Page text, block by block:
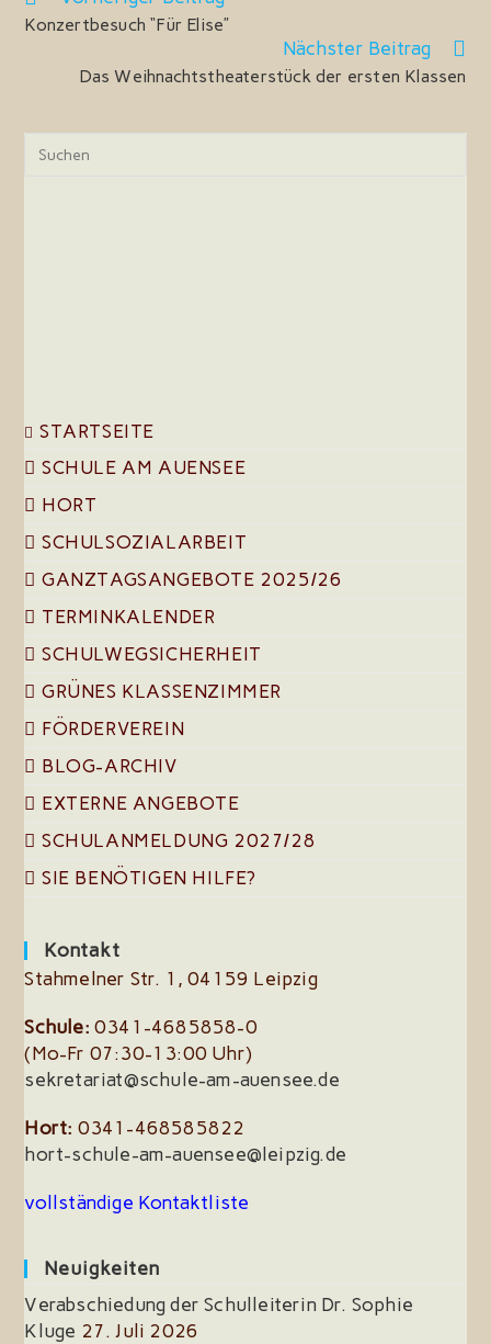
Artikel
ansehen
Konzertbesuch “Für Elise”
Nächster Beitrag
Das Weihnachtstheaterstück der ersten Klassen
STARTSEITE
SCHULE AM AUENSEE
HORT
SCHULSOZIALARBEIT
GANZTAGSANGEBOTE 2025/26
TERMINKALENDER
SCHULWEGSICHERHEIT
GRÜNES KLASSENZIMMER
FÖRDERVEREIN
BLOG-ARCHIV
EXTERNE ANGEBOTE
SCHULANMELDUNG 2027/28
SIE BENÖTIGEN HILFE?
Kontakt
Stahmelner Str. 1, 04159 Leipzig
Schule: 0341-4685858-0
(Mo-Fr 07:30-13:00 Uhr)
sekretariat@schule-am-auensee.de
Hort: 0341-468585822
hort-schule-am-auensee@leipzig.de
vollständige Kontaktliste
Neuigkeiten
Verabschiedung der Schulleiterin Dr. Sophie
Kluge 27. Juli 2026